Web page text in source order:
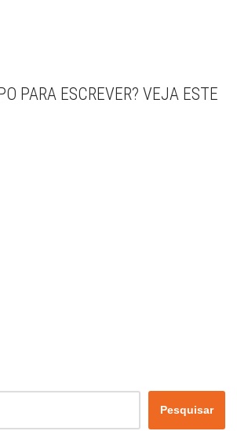
PARA ESCREVER? VEJA ESTE
Pesquisar